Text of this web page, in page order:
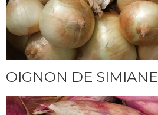
OIGNON DE SIMIANE